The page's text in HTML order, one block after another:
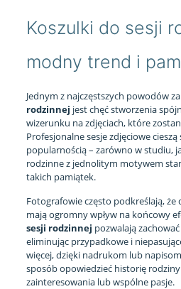
Koszulki do sesji
modny trend i
Jednym z najczęstszych powodów
rodzinnej jest chęć stworzenia
wizerunku na zdjęciach, które
Profesjonalne sesje zdjęciowe cieszą
popularnością – zarówno w studiu,
rodzinne z jednolitym motywem
takich pamiątek.
Fotografowie często podkreślają,
mają ogromny wpływ na końcowy
sesji rodzinnej pozwalają
eliminując przypadkowe i
więcej, dzięki nadrukom lub
sposób opowiedzieć historię
zainteresowania lub wspólne pasje.